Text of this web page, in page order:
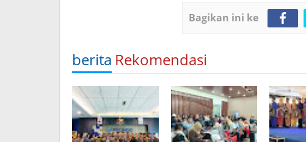
Bagikan ini ke
berita Rekomendasi